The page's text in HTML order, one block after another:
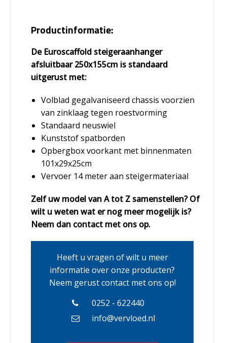
Productinformatie:
De Euroscaffold steigeraanhanger
afsluitbaar 250x155cm is standaard
uitgerust met:
Volblad gegalvaniseerd chassis voorzien
van zinklaag tegen roestvorming
Standaard neuswiel
Kunststof spatborden
Opbergbox voorkant met binnenmaten
101x29x25cm
Vervoer 14 meter aan steigermateriaal
Zelf uw model van A tot Z samenstellen? Of
wilt u weten wat er nog meer mogelijk is?
Neem dan contact met ons op.
Heeft u vragen of wilt u meer
informatie over onze producten?
Neem gerust contact met ons op!
0252 - 622440
info@vervloed.nl